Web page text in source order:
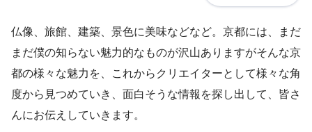
仏像、旅館、建築、景色に美味などなど。京都には、まだ
まだ僕の知らない魅力的なものが沢山ありますがそんな京
都の様々な魅力を、これからクリエイターとして様々な角
度から見つめていき、面白そうな情報を探し出して、皆さ
んにお伝えしていきます。